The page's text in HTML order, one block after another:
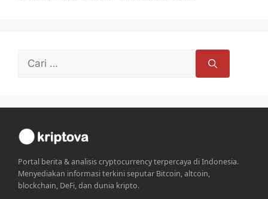
Cari
Portal berita & analisis cryptocurrency terpercaya di Indonesia.
Menyediakan informasi terkini seputar Bitcoin, altcoin,
blockchain, DeFi, dan dunia kripto.